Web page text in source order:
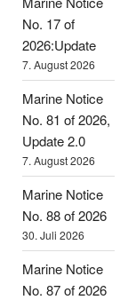
No. 17 of
2026:Update
7. August 2026
Marine Notice
No. 81 of 2026,
Update 2.0
7. August 2026
Marine Notice
No. 88 of 2026
30. Juli 2026
Marine Notice
No. 87 of 2026